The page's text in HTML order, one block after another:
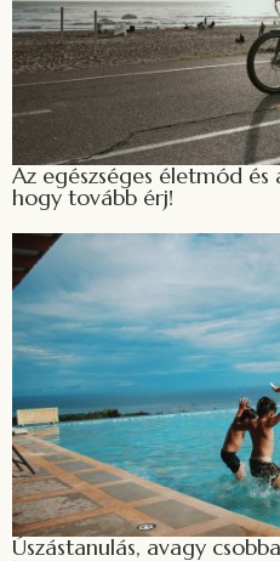
Az egészséges életmód és
hogy tovább érj!
Úszástanulás, avagy